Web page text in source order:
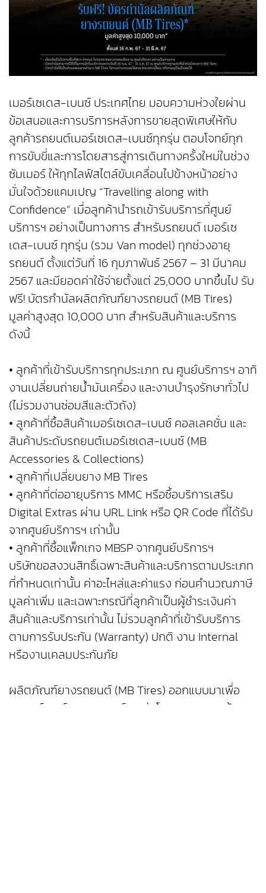
เมอร์เซเดส-เบนซ์ ประเทศไทย มอบความห่วงใยผ่าน
ข้อเสนอและการบริการหลังการขายสุดพิเศษให้กับ
ลูกค้ารถยนต์เมอร์เซเดส-เบนซ์ทุกรุ่น ตอบโจทย์ทุก
การขับขี่และการโดยสารสู่การเดินทางครั้งใหม่ในช่วง
ซัมเมอร์ ให้ทุกไลฟ์สไตล์ขับเคลื่อนไปข้างหน้าอย่าง
มั่นใจด้วยแคมเปญ “Travelling along with
Confidence” เมื่อลูกค้านำรถเข้ารับบริการที่ศูนย์
บริการฯ อย่างเป็นทางการ สำหรับรถยนต์ เมอร์เซ
เดส-เบนซ์ ทุกรุ่น (รวม Van model) ทุกช่วงอายุ
รถยนต์ ตั้งแต่วันที่ 16 กุมภาพันธ์ 2567 – 31 มีนาคม
2567 และมียอดค่าใช้จ่ายตั้งแต่ 25,000 บาทขึ้นไป รับ
ฟรี! บัตรกำนัลผลิตภัณฑ์ยางรถยนต์ (MB Tires)
มูลค่าสูงสุด 10,000 บาท สำหรับสินค้าและบริการ
ดังนี้
• ลูกค้าที่เข้ารับบริการทุกประเภท ณ ศูนย์บริการฯ อาทิ
งานเปลี่ยนถ่ายน้ำมันเครื่อง และงานบำรุงรักษาทั่วไป
(ไม่รวมงานซ่อมสีและตัวถัง)
• ลูกค้าที่ซื้อสินค้าเมอร์เซเดส-เบนซ์ คอลเลคชั่น และ
สินค้าประดับรถยนต์เมอร์เซเดส-เบนซ์ (MB
Accessories & Collections)
• ลูกค้าที่เปลี่ยนยาง MB Tires
• ลูกค้าที่ต่ออายุบริการ MMC หรือซื้อบริการเสริม
Digital Extras ผ่าน URL Link หรือ QR Code ที่ได้รับ
จากศูนย์บริการฯ เท่านั้น
• ลูกค้าที่ซื้อแพ็กเกจ MBSP จากศูนย์บริการฯ
บริษัทขอสงวนสิทธิ์เฉพาะสินค้าและบริการตามประเภท
ที่กำหนดเท่านั้น ค่าอะไหล่และค่าแรง ก่อนคำนวณภาษี
มูลค่าเพิ่ม และเฉพาะกรณีที่ลูกค้าเป็นผู้ชำระเงินค่า
สินค้าและบริการเท่านั้น ไม่รวมลูกค้าที่เข้ารับบริการ
ตามการรับประกัน (Warranty) ปกติ งาน Internal
หรืองานเคลมประกันภัย
ผลิตภัณฑ์ยางรถยนต์ (MB Tires) ออกแบบมาเพื่อ
รถยนต์เมอร์เซเดส-เบนซ์ ทุกรุ่นโดยเฉพาะ มาพร้อม